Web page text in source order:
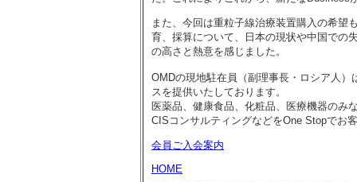
また、今回は重粒子線治療装置購入の希望
育、採算について、日本の現状や中国での
の高さと熱意を感じました。
OMDの現地駐在員（副理事長・ロシア人
スを提供いたしております。
医薬品、健康食品、化粧品、医療機器のみ
CISコンサルティングなどをOne Stopでお
会員ご入会案内
HOME